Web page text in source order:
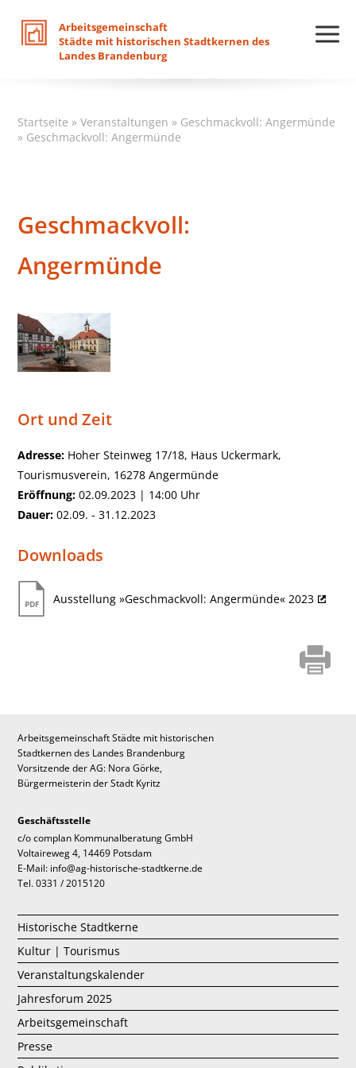
Arbeitsgemeinschaft
Städte mit historischen Stadtkernen des
Landes Brandenburg
Startseite »Veranstaltungen » Geschmackvoll: Angermünde
» Geschmackvoll: Angermünde
Geschmackvoll:
Angermünde
Ort und Zeit
Adresse: Hoher Steinweg 17/18, Haus Uckermark,
Tourismusverein, 16278 Angermünde
Eröffnung: 02.09.2023 | 14:00 Uhr
Dauer: 02.09. - 31.12.2023
Downloads
Ausstellung »Geschmackvoll: Angermünde« 2023
Arbeitsgemeinschaft Städte mit historischen
Stadtkernen des Landes Brandenburg
Vorsitzende der AG: Nora Görke,
Bürgermeisterin der Stadt Kyritz
Geschäftsstelle
c/o complan Kommunalberatung GmbH
Voltaireweg 4, 14469 Potsdam
E-Mail: info@ag-historische-stadtkerne.de
Tel. 0331 / 2015120
Historische Stadtkerne
Kultur | Tourismus
Veranstaltungskalender
Jahresforum 2025
Arbeitsgemeinschaft
Presse